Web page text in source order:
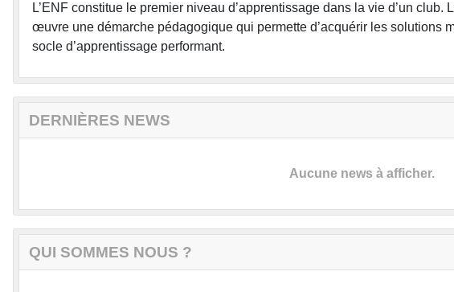
L’ENF constitue le premier niveau d’apprentissage dans la vie d’un club.
œuvre une démarche pédagogique qui permette d’acquérir les solutions
socle d’apprentissage performant.
DERNIÈRES NEWS
Aucune news à afficher.
QUI SOMMES NOUS ?